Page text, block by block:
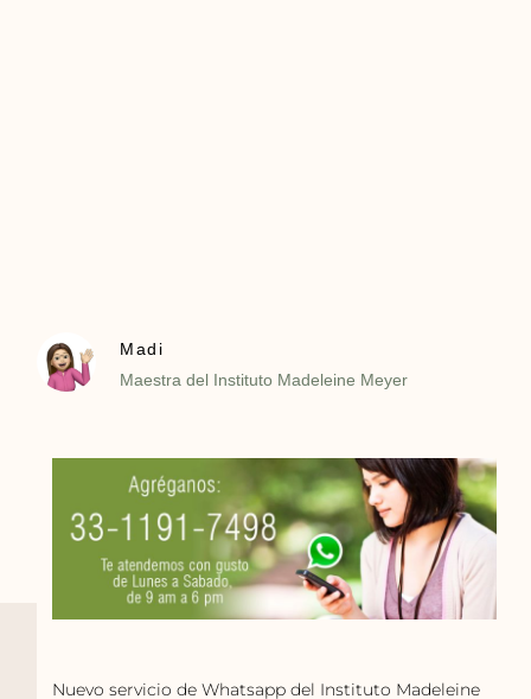
Madi
Maestra del Instituto Madeleine Meyer
Nuevo servicio de Whatsapp del Instituto Madeleine